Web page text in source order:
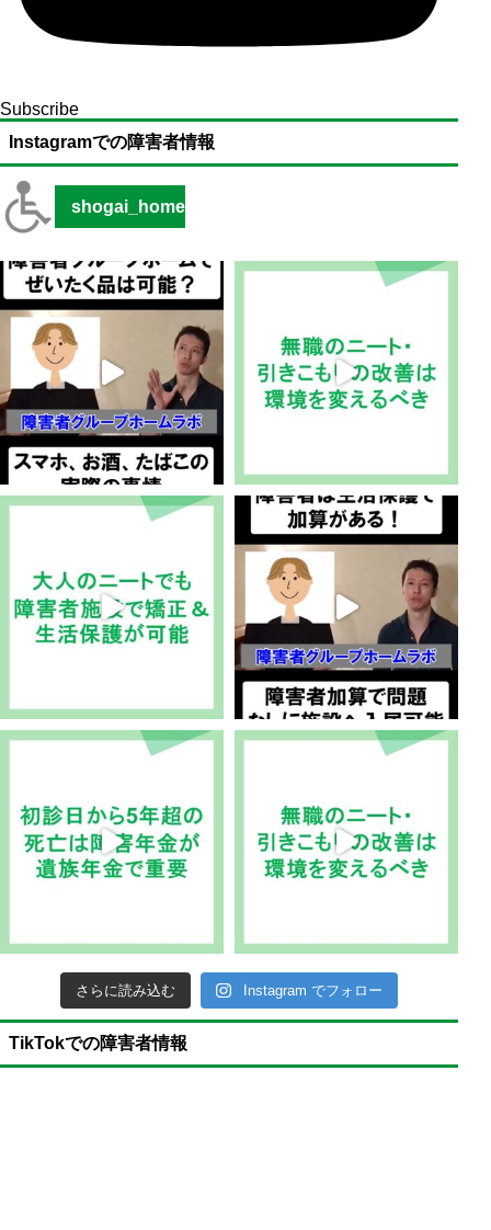
Subscribe
Instagramでの障害者情報
shogai_home
さらに読み込む Instagram でフォロー
TikTokでの障害者情報